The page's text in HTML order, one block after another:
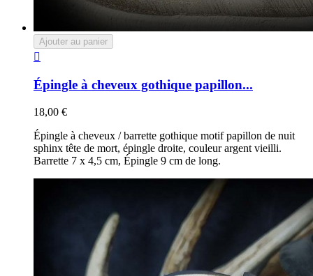
Ajouter au panier

Épingle à cheveux gothique papillon...
18,00 €
Épingle à cheveux / barrette gothique motif papillon de nuit
sphinx tête de mort, épingle droite, couleur argent vieilli.
Barrette 7 x 4,5 cm, Épingle 9 cm de long.